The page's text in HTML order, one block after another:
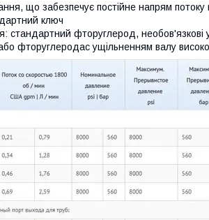
що забезпечує постійне напрям
ключ
стандартний фторуглерод,
фторуглеродас ущільненням валу